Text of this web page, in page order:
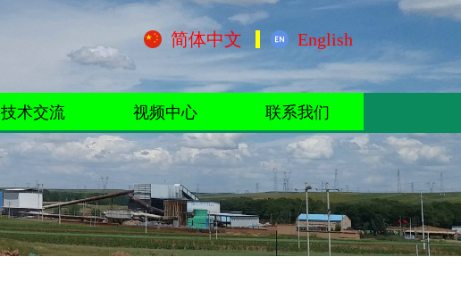
技术交流 视频中心 联系我们
简体中文 English